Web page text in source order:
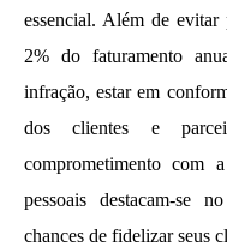
essencial. Além de evitar
2% do faturamento
infração, estar em
dos clientes e
comprometimento com
pessoais destacam-se
chances de fidelizar seus